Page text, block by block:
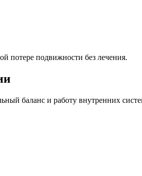
потере подвижности без лечения.
баланс и работу внутренних